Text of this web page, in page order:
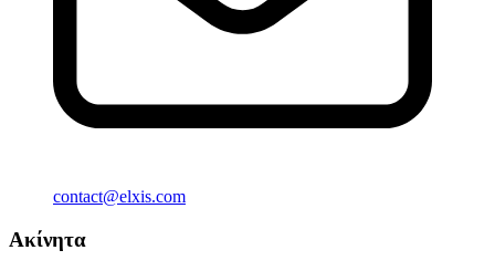
contact@elxis.com
Ακίνητα